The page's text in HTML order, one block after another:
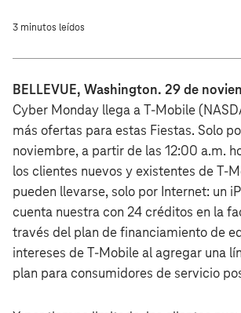
3 minutos leídos
BELLEVUE, Washington. 29 de
Cyber Monday llega a T‑Mobile
más ofertas para estas Fiestas. Solo
noviembre, a partir de las 12:00 a.m.
los clientes nuevos y existentes de
pueden llevarse, solo por Internet: un
cuenta nuestra con 24 créditos en la
través del plan de financiamiento de
intereses de T‑Mobile al agregar una
plan para consumidores de servicio